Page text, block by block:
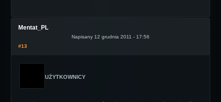
Mentat_PL
Napisany 12 grudnia 2011 - 17:56
#13
UŻYTKOWNICY